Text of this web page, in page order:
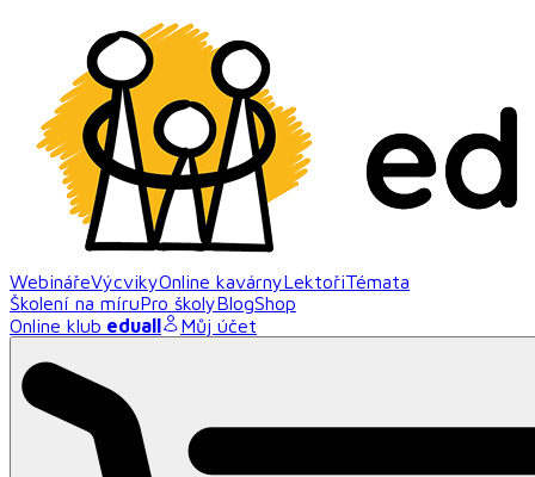
WebinářeVýcvikyOnline kavárnyLektořiTémata
Školení na míruPro školyBlogShop
Online klub eduall Můj účet